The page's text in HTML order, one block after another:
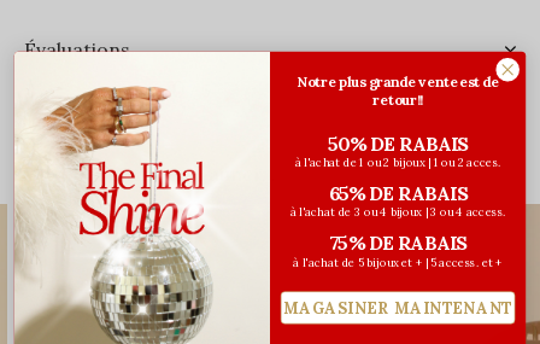
Évaluations
Vous pourriez aussi aimer...
Notre plus grande vente est de
retour!!
50% DE RABAIS
à l'achat de 1 ou 2 bijoux | 1 ou 2 acces.
65% DE RABAIS
à l'achat de 3 ou 4 bijoux | 3 ou 4 access.
75% DE RABAIS
à l'achat de 5 bijoux et + | 5 access. et +
MAGASINER MAINTENANT